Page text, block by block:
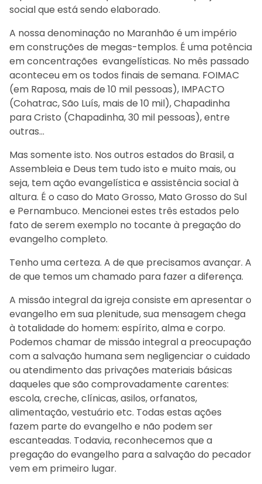
social que está sendo elaborado.
A nossa denominação no Maranhão é um império
em construções de megas-templos. É uma potência
em concentrações evangelísticas. No mês passado
aconteceu em os todos finais de semana. FOIMAC
(em Raposa, mais de 10 mil pessoas), IMPACTO
(Cohatrac, São Luís, mais de 10 mil), Chapadinha
para Cristo (Chapadinha, 30 mil pessoas), entre
outras…
Mas somente isto. Nos outros estados do Brasil, a
Assembleia e Deus tem tudo isto e muito mais, ou
seja, tem ação evangelística e assistência social à
altura. É o caso do Mato Grosso, Mato Grosso do Sul
e Pernambuco. Mencionei estes três estados pelo
fato de serem exemplo no tocante à pregação do
evangelho completo.
Tenho uma certeza. A de que precisamos avançar. A
de que temos um chamado para fazer a diferença.
A missão integral da igreja consiste em apresentar o
evangelho em sua plenitude, sua mensagem chega
à totalidade do homem: espírito, alma e corpo.
Podemos chamar de missão integral a preocupação
com a salvação humana sem negligenciar o cuidado
ou atendimento das privações materiais básicas
daqueles que são comprovadamente carentes:
escola, creche, clínicas, asilos, orfanatos,
alimentação, vestuário etc. Todas estas ações
fazem parte do evangelho e não podem ser
escanteadas. Todavia, reconhecemos que a
pregação do evangelho para a salvação do pecador
vem em primeiro lugar.